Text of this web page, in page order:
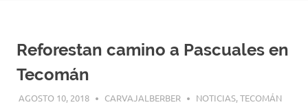
Reforestan camino a Pascuales en
Tecomán
AGOSTO 10, 2018 CARVAJALBERBER NOTICIAS,TECOMÁN